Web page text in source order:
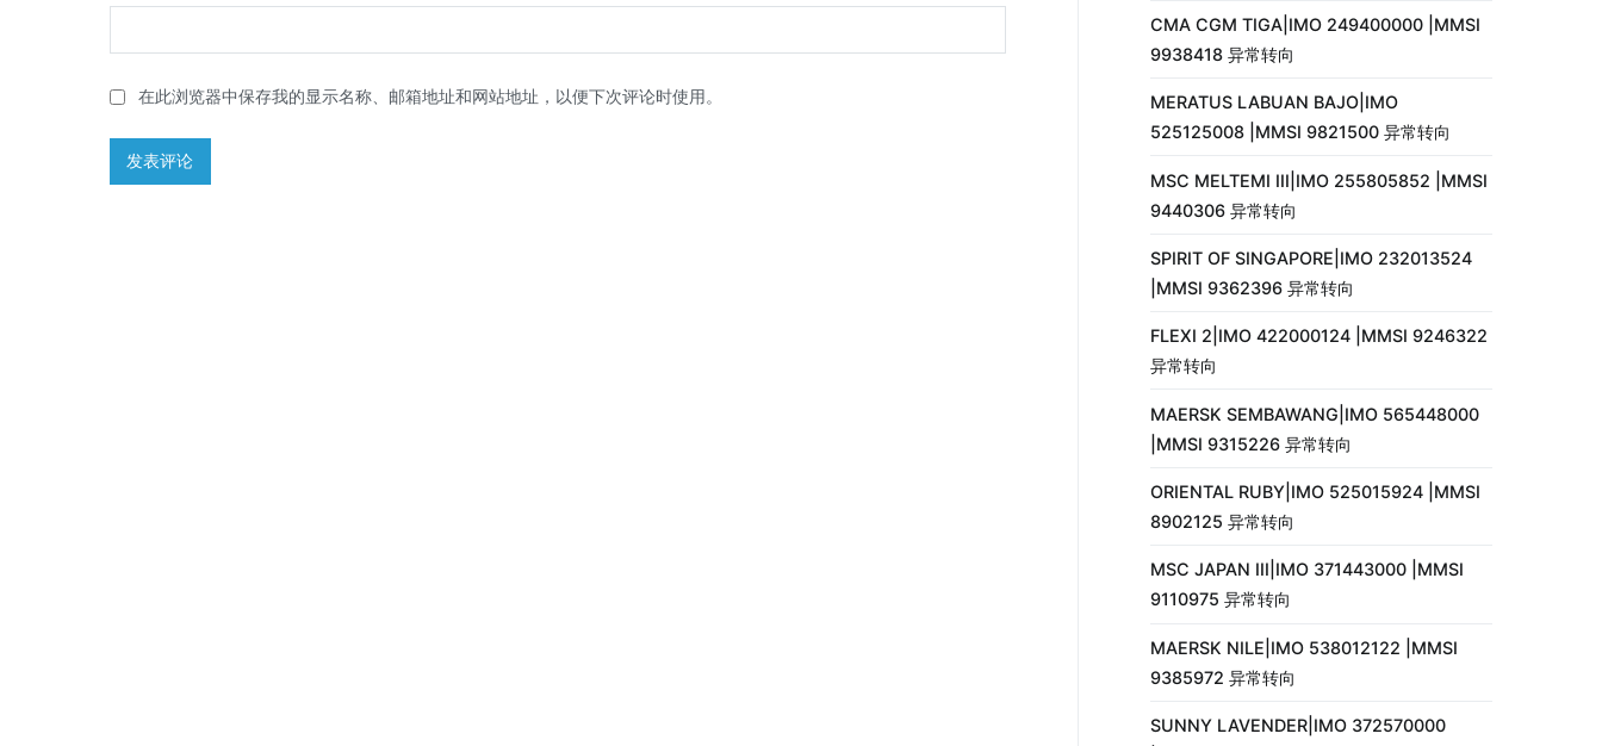
在此浏览器中保存我的显示名称、邮箱地址和网站地址，以便下次评论时使用。
CMA CGM TIGA|IMO 249400000 |MMSI
9938418 异常转向
MERATUS LABUAN BAJO|IMO
525125008 |MMSI 9821500 异常转向
MSC MELTEMI III|IMO 255805852 |MMSI
9440306 异常转向
SPIRIT OF SINGAPORE|IMO 232013524
|MMSI 9362396 异常转向
FLEXI 2|IMO 422000124 |MMSI 9246322
异常转向
MAERSK SEMBAWANG|IMO 565448000
|MMSI 9315226 异常转向
ORIENTAL RUBY|IMO 525015924 |MMSI
8902125 异常转向
MSC JAPAN III|IMO 371443000 |MMSI
9110975 异常转向
MAERSK NILE|IMO 538012122 |MMSI
9385972 异常转向
SUNNY LAVENDER|IMO 372570000